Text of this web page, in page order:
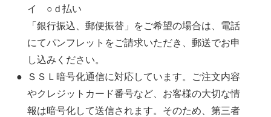
イ ○ｄ払い
「銀行振込、郵便振替」をご希望の場合は、電話
にてパンフレットをご請求いただき、郵送でお申
し込みください。
ＳＳＬ暗号化通信に対応しています。ご注文内容
やクレジットカード番号など、お客様の大切な情
報は暗号化して送信されます。そのため、第三者